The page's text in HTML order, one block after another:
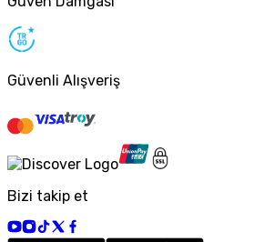
Güvenli Alışveriş
Bizi takip et